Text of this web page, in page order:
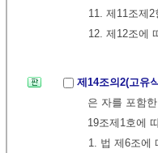
11. 제11조제
12. 제12조에
제14조의2(고유
은 자를 포함
19조제1호에
1. 법 제6조에